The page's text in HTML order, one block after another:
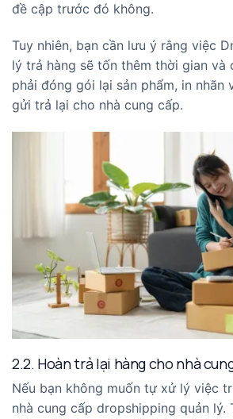
đề cập trước đó không.
Tuy nhiên, bạn cần lưu ý rằng việc
lý trả hàng sẽ tốn thêm thời gian và
phải đóng gói lại sản phẩm, in nhãn
gửi trả lại cho nhà cung cấp.
2.2. Hoàn trả lại hàng cho nhà
Nếu bạn không muốn tự xử lý việc
nhà cung cấp dropshipping quản lý.